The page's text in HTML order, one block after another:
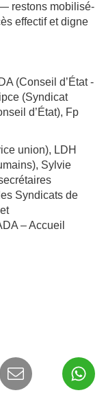
restons mobilisé-
effectif et digne
(Conseil d’État -
(Syndicat
d’État), Fp
union), LDH
Sylvie
Syndicats de
– Accueil